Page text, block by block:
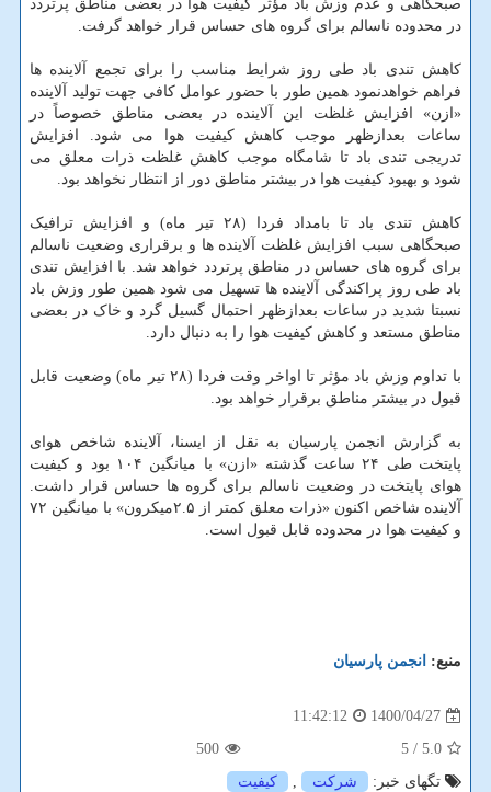
صبحگاهی و عدم وزش باد مؤثر کیفیت هوا در بعضی مناطق پرتردد
در محدوده ناسالم برای گروه های حساس قرار خواهد گرفت.
کاهش تندی باد طی روز شرایط مناسب را برای تجمع آلاینده ها
فراهم خواهدنمود همین طور با حضور عوامل کافی جهت تولید آلاینده
«ازن» افزایش غلظت این آلاینده در بعضی مناطق خصوصاً در
ساعات بعدازظهر موجب کاهش کیفیت هوا می شود. افزایش
تدریجی تندی باد تا شامگاه موجب کاهش غلظت ذرات معلق می
شود و بهبود کیفیت هوا در بیشتر مناطق دور از انتظار نخواهد بود.
کاهش تندی باد تا بامداد فردا (۲۸ تیر ماه) و افزایش ترافیک
صبحگاهی سبب افزایش غلظت آلاینده ها و برقراری وضعیت ناسالم
برای گروه های حساس در مناطق پرتردد خواهد شد. با افزایش تندی
باد طی روز پراکندگی آلاینده ها تسهیل می شود همین طور وزش باد
نسبتا شدید در ساعات بعدازظهر احتمال گسیل گرد و خاک در بعضی
مناطق مستعد و کاهش کیفیت هوا را به دنبال دارد.
با تداوم وزش باد مؤثر تا اواخر وقت فردا (۲۸ تیر ماه) وضعیت قابل
قبول در بیشتر مناطق برقرار خواهد بود.
به گزارش انجمن پارسیان به نقل از ایسنا، آلاینده شاخص هوای
پایتخت طی ۲۴ ساعت گذشته «ازن» با میانگین ۱۰۴ بود و کیفیت
هوای پایتخت در وضعیت ناسالم برای گروه ها حساس قرار داشت.
آلاینده شاخص اکنون «ذرات معلق کمتر از ۲.۵میکرون» با میانگین ۷۲
و کیفیت هوا در محدوده قابل قبول است.
منبع: انجمن پارسیان
1400/04/27
11:42:12
5.0
/ 5
500
تگهای خبر:
شركت , كیفیت